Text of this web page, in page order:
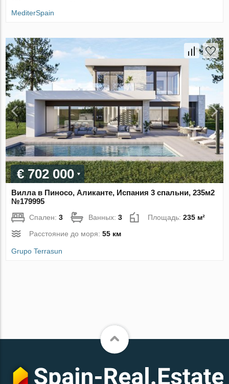
MediterSpain
€ 702 000
Вилла в Пиносо, Аликанте, Испания 3 спальни, 235м2
№179995
Спален:3 Ванных:3 Площадь:235 м²
Расстояние до моря:55 км
Grupo Terrasun